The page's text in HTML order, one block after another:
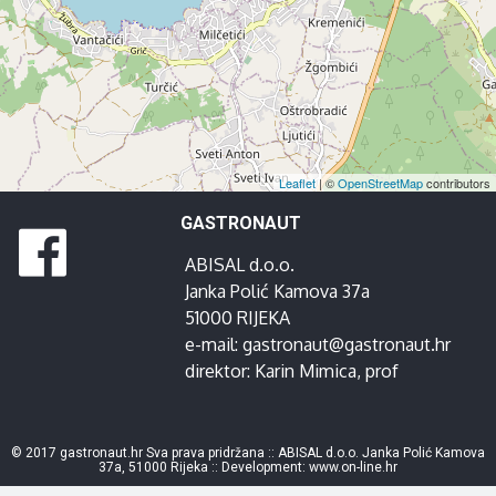
Leaflet| ©OpenStreetMapcontributors
GASTRONAUT
ABISAL d.o.o.
Janka Polić Kamova 37a
51000 RIJEKA
e-mail: gastronaut@gastronaut.hr
direktor: Karin Mimica, prof
© 2017 gastronaut.hr Sva prava pridržana :: ABISAL d.o.o. Janka Polić Kamova
37a, 51000 Rijeka :: Development: www.on-line.hr